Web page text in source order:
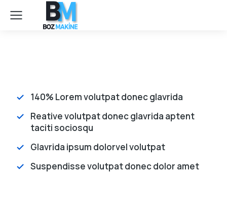
140% Lorem volutpat donec glavrida
Reative volutpat donec glavrida aptent
taciti sociosqu
Glavrida ipsum dolorvel volutpat
Suspendisse volutpat donec dolor amet